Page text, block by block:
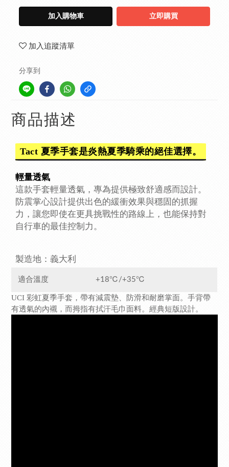
加入購物車 立即購買
加入追蹤清單
分享到
商品描述
Tact 夏季手套是炎熱夏季騎乘的絕佳選擇。
輕量透氣
這款手套輕量透氣，專為提供極致舒適感而設計。
防震掌心設計提供出色的緩衝效果與穩固的抓握
力，讓您即使在更具挑戰性的路線上，也能保持對
自行車的最佳控制力。
製造地：義大利
適合溫度 +18℃/+35℃
UCI 彩虹夏季手套，帶有減震墊、防滑和耐磨掌面。手背帶
有透氣的內襯，而拇指有拭汗毛巾面料。經典短版設計。